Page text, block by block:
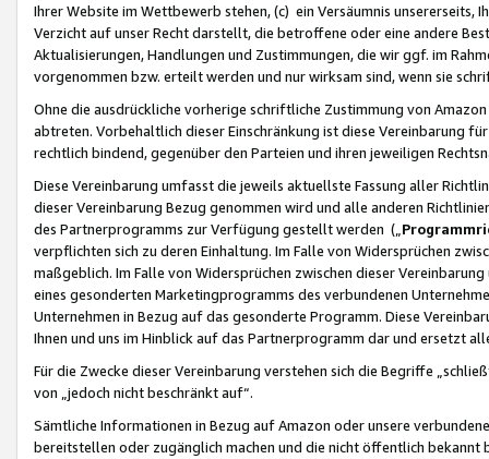
Ihrer Website im Wettbewerb stehen, (c) ein Versäumnis unsererseits,
Verzicht auf unser Recht darstellt, die betroffene oder eine andere
Aktualisierungen, Handlungen und Zustimmungen, die wir ggf. im
vorgenommen bzw. erteilt werden und nur wirksam sind, wenn sie
Ohne die ausdrückliche vorherige schriftliche Zustimmung von
abtreten. Vorbehaltlich dieser Einschränkung ist diese Vereinbarung
rechtlich bindend, gegenüber den Parteien und ihren jeweiligen
Diese Vereinbarung umfasst die jeweils aktuellste Fassung aller
dieser Vereinbarung Bezug genommen wird und alle anderen
des Partnerprogramms zur Verfügung gestellt werden („
verpflichten sich zu deren Einhaltung. Im Falle von Widersprüchen
maßgeblich. Im Falle von Widersprüchen zwischen dieser
eines gesonderten Marketingprogramms des verbundenen
Unternehmen in Bezug auf das gesonderte Programm. Diese
Ihnen und uns im Hinblick auf das Partnerprogramm dar und ersetzt
Für die Zwecke dieser Vereinbarung verstehen sich die Begriffe
von „jedoch nicht beschränkt auf“.
Sämtliche Informationen in Bezug auf Amazon oder unsere
bereitstellen oder zugänglich machen und die nicht öffentlich